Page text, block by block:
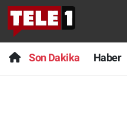
Son Dakika Haber
Anında Manşet
Başka Sohbetler
Son Dakika
Haber
Nöbetçi Eczaneler
Hava Durumu